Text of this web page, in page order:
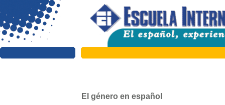
El género en español